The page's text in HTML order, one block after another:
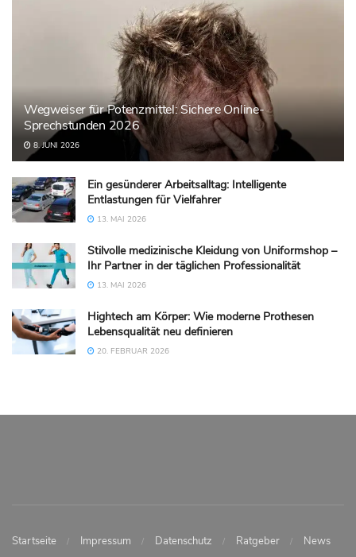
Wegweiser für Potenzmittel: Sichere Online-
Sprechstunden 2026
8. JUNI 2026
Ein gesünderer Arbeitsalltag: Intelligente
Entlastungen für Vielfahrer
13. MAI 2026
Stilvolle medizinische Kleidung von Uniformshop –
Ihr Partner in der täglichen Professionalität
13. MAI 2026
Hightech am Körper: Wie moderne Prothesen
Lebensqualität neu definieren
20. FEBRUAR 2026
Startseite Impressum Datenschutz Ratgeber News